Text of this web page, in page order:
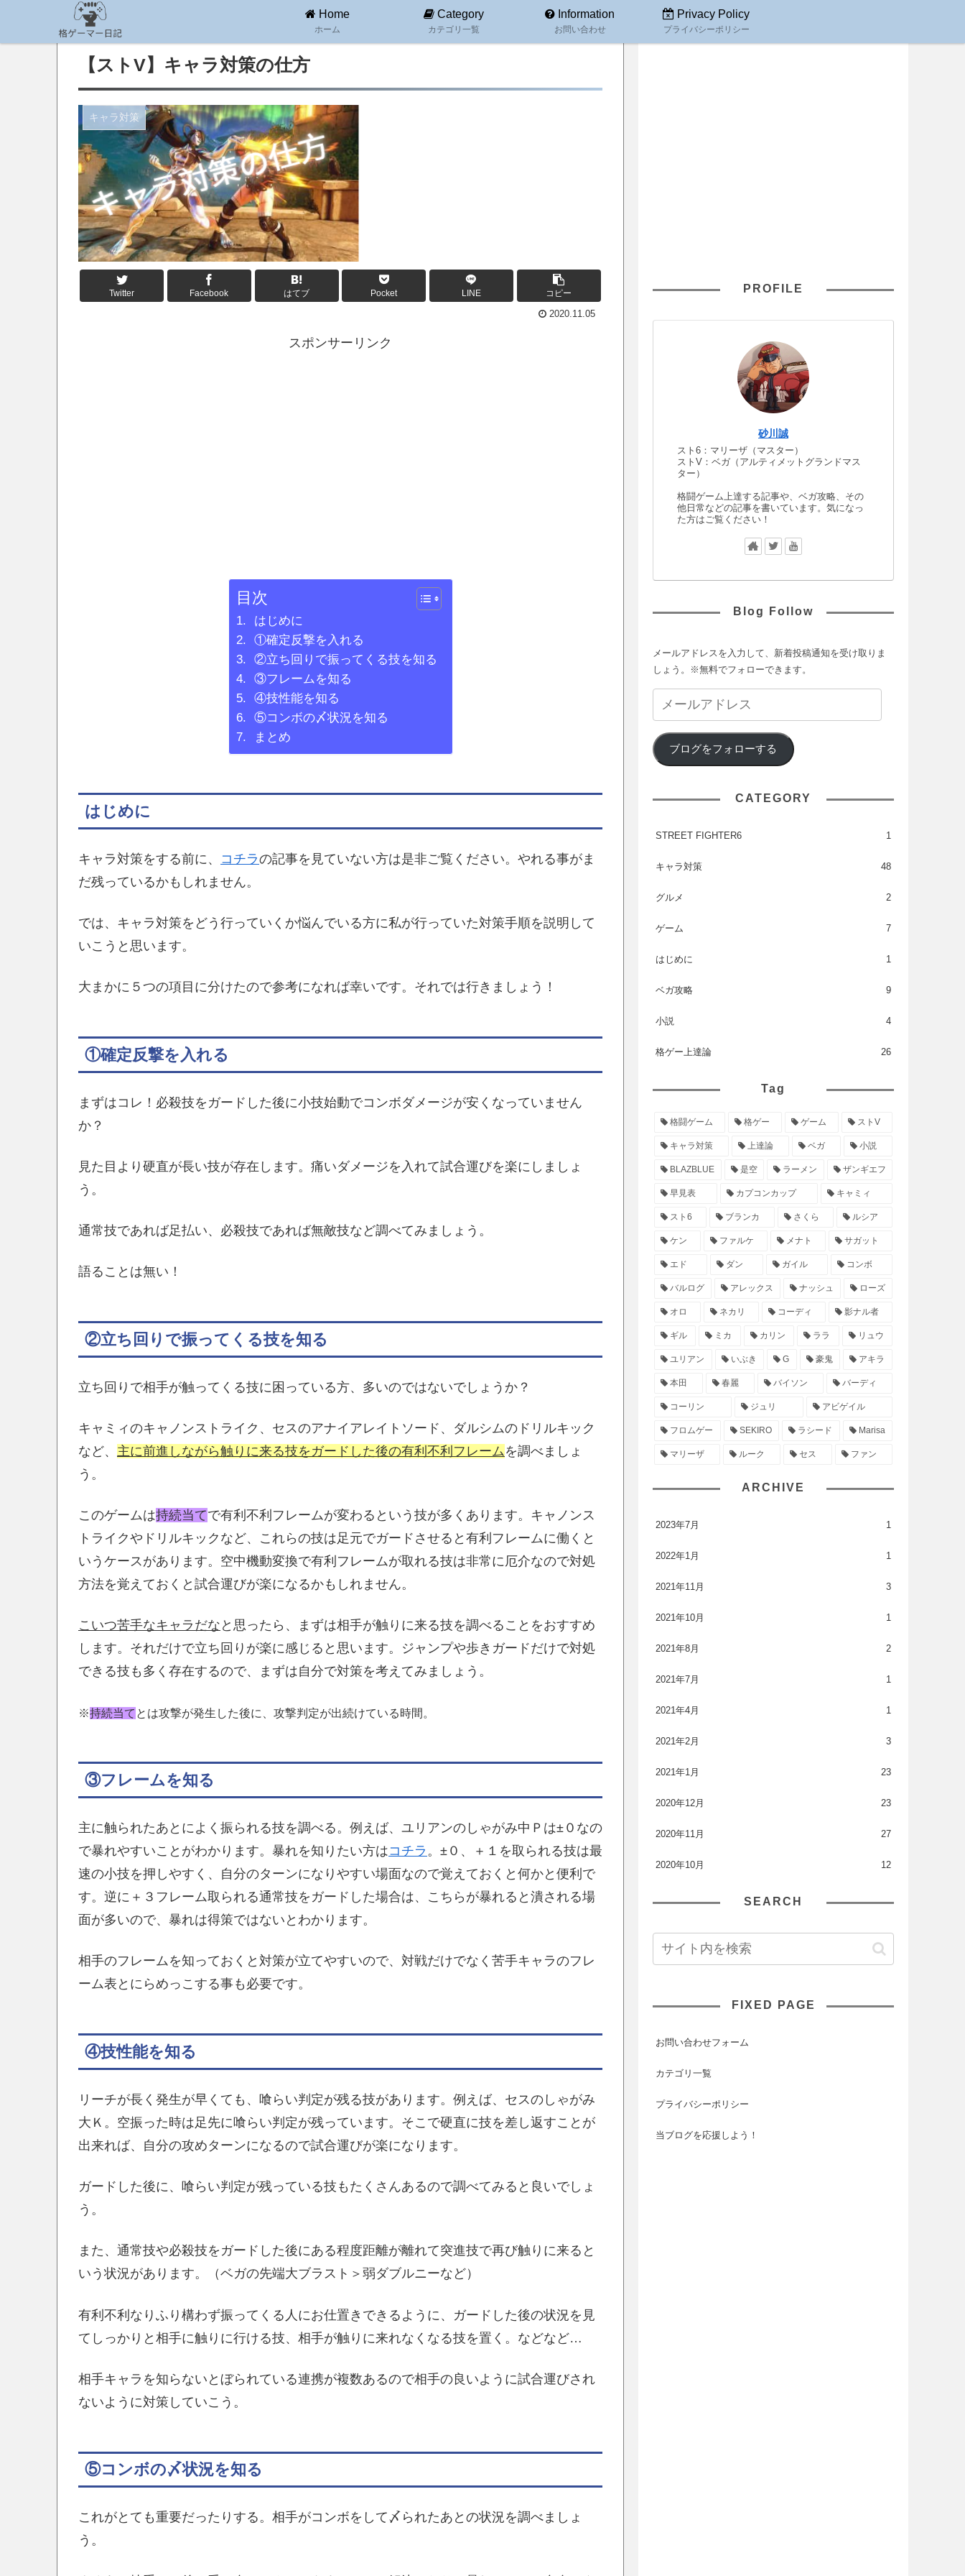
Home
ホーム
Category
カテゴリ一覧
Information
お問い合わせ
Privacy Policy
プライバシーポリシー
【ストV】キャラ対策の仕方
キャラ対策
Twitter Facebook はてブ Pocket LINE コピー
2020.11.05
スポンサーリンク
目次
はじめに
①確定反撃を入れる
②立ち回りで振ってくる技を知る
③フレームを知る
④技性能を知る
⑤コンボの〆状況を知る
まとめ
はじめに
キャラ対策をする前に、 コチラの記事を見ていない方は是非ご覧ください。やれる事がま
だ残っているかもしれません。
では、キャラ対策をどう行っていくか悩んでいる方に私が行っていた対策手順を説明して
いこうと思います。
大まかに５つの項目に分けたので参考になれば幸いです。それでは行きましょう！
①確定反撃を入れる
まずはコレ！必殺技をガードした後に小技始動でコンボダメージが安くなっていません
か？
見た目より硬直が長い技が存在します。痛いダメージを入れて試合運びを楽にしましょ
う。
通常技であれば足払い、必殺技であれば無敵技など調べてみましょう。
語ることは無い！
②立ち回りで振ってくる技を知る
立ち回りで相手が触ってくる技に困っている方、多いのではないでしょうか？
キャミィのキャノンストライク、セスのアナイアレイトソード、ダルシムのドリルキック
など、 主に前進しながら触りに来る技をガードした後の有利不利フレームを調べましょ
う。
このゲームは持続当てで有利不利フレームが変わるという技が多くあります。キャノンス
トライクやドリルキックなど、これらの技は足元でガードさせると有利フレームに働くと
いうケースがあります。空中機動変換で有利フレームが取れる技は非常に厄介なので対処
方法を覚えておくと試合運びが楽になるかもしれません。
こいつ苦手なキャラだな と思ったら、まずは相手が触りに来る技を調べることをおすすめ
します。それだけで立ち回りが楽に感じると思います。ジャンプや歩きガードだけで対処
できる技も多く存在するので、まずは自分で対策を考えてみましょう。
※持続当て とは攻撃が発生した後に、攻撃判定が出続けている時間。
③フレームを知る
主に触られたあとによく振られる技を調べる。例えば、ユリアンのしゃがみ中Ｐは±０なの
で暴れやすいことがわかります。暴れを知りたい方はコチラ 。±０、＋１を取られる技は最
速の小技を押しやすく、自分のターンになりやすい場面なので覚えておくと何かと便利で
す。逆に＋３フレーム取られる通常技をガードした場合は、こちらが暴れると潰される場
面が多いので、暴れは得策ではないとわかります。
相手のフレームを知っておくと対策が立てやすいので、対戦だけでなく苦手キャラのフレ
ーム表とにらめっこする事も必要です。
④技性能を知る
リーチが長く発生が早くても、喰らい判定が残る技があります。例えば、セスのしゃがみ
大Ｋ。空振った時は足先に喰らい判定が残っています。そこで硬直に技を差し返すことが
出来れば、自分の攻めターンになるので試合運びが楽になります。
ガードした後に、喰らい判定が残っている技もたくさんあるので調べてみると良いでしょ
う。
また、通常技や必殺技をガードした後にある程度距離が離れて突進技で再び触りに来ると
いう状況があります。（ベガの先端大ブラスト＞弱ダブルニーなど）
有利不利なりふり構わず振ってくる人にお仕置きできるように、ガードした後の状況を見
てしっかりと相手に触りに行ける技、相手が触りに来れなくなる技を置く。などなど…
相手キャラを知らないとぼられている連携が複数あるので相手の良いように試合運びされ
ないように対策していこう。
⑤コンボの〆状況を知る
これがとても重要だったりする。相手がコンボをして〆られたあとの状況を調べましょ
う。
PROFILE
砂川誠
スト6：マリーザ（マスター）
ストV：ベガ（アルティメットグランドマス
ター）
格闘ゲーム上達する記事や、ベガ攻略、その
他日常などの記事を書いています。気になっ
た方はご覧ください！
Blog Follow
メールアドレスを入力して、新着投稿通知を受け取りま
しょう。※無料でフォローできます。
ブログをフォローする
CATEGORY
STREET FIGHTER6 1
キャラ対策 48
グルメ 2
ゲーム 7
はじめに 1
ベガ攻略 9
小説 4
格ゲー上達論 26
Tag
格闘ゲーム 格ゲー ゲーム ストV
キャラ対策 上達論 ベガ 小説
BLAZBLUE 是空 ラーメン ザンギエフ
早見表 カプコンカップ キャミィ
スト6 ブランカ さくら ルシア
ケン ファルケ メナト サガット
エド ダン ガイル コンボ
バルログ アレックス ナッシュ ローズ
オロ ネカリ コーディ 影ナル者
ギル ミカ カリン ララ リュウ
ユリアン いぶき G 豪鬼 アキラ
本田 春麗 バイソン バーディ
コーリン ジュリ アビゲイル
フロムゲー SEKIRO ラシード Marisa
マリーザ ルーク セス ファン
ARCHIVE
2023年7月 1
2022年1月 1
2021年11月 3
2021年10月 1
2021年8月 2
2021年7月 1
2021年4月 1
2021年2月 3
2021年1月 23
2020年12月 23
2020年11月 27
2020年10月 12
SEARCH
FIXED PAGE
お問い合わせフォーム
カテゴリ一覧
プライバシーポリシー
当ブログを応援しよう！